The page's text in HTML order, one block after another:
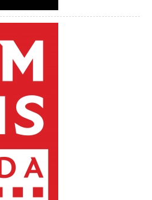
Op deze avond komen
als het maar akoestisch is.
spetter-, sport- en speelplaats in
midgetgolf, freerun, een
BatensteinBuiten is gratis
geopend! Vanaf 1 april, 7